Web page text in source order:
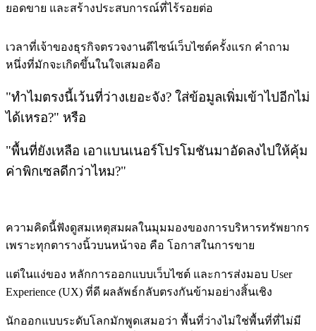
ยอดขาย และสร้างประสบการณ์ที่ไร้รอยต่อ
เวลาที่เจ้าของธุรกิจตรวจงานดีไซน์เว็บไซต์ครั้งแรก คำถาม
หนึ่งที่มักจะเกิดขึ้นในใจเสมอคือ
"ทำไมตรงนี้เว้นที่ว่างเยอะจัง? ใส่ข้อมูลเพิ่มเข้าไปอีกไม่
ได้เหรอ?" หรือ
"พื้นที่ยังเหลือ เอาแบนเนอร์โปรโมชันมาอัดลงไปให้คุ้ม
ค่าพิกเซลดีกว่าไหม?"
ความคิดนี้ฟังดูสมเหตุสมผลในมุมมองของการบริหารทรัพยากร
เพราะทุกตารางนิ้วบนหน้าจอ คือ โอกาสในการขาย
แต่ในแง่ของ หลักการออกแบบเว็บไซต์ และการส่งมอบ User
Experience (UX) ที่ดี ผลลัพธ์กลับตรงกันข้ามอย่างสิ้นเชิง
นักออกแบบระดับโลกมักพูดเสมอว่า พื้นที่ว่างไม่ใช่พื้นที่ที่ไม่มี